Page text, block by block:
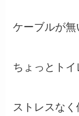
ケーブルが
ちょっとト
ストレスなく